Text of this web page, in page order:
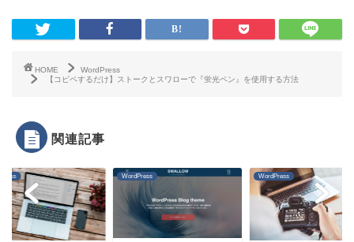
HOME
WordPress
【コピペするだけ】ストークとスワローで『蛍光ペン』を使用する方法
関連記事
WordPress WordPress